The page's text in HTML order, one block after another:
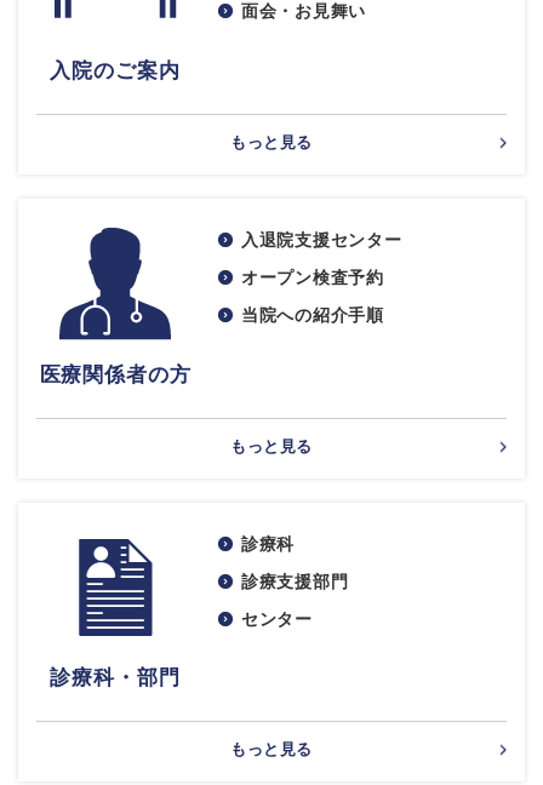
入院のご案内
面会・お見舞い
もっと見る
医療関係者の方
入退院支援センター
オープン検査予約
当院への紹介手順
もっと見る
診療科・部門
診療科
診療支援部門
センター
もっと見る